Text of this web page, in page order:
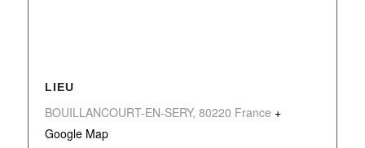
LIEU
BOUILLANCOURT-EN-SERY, 80220 France +
Google Map